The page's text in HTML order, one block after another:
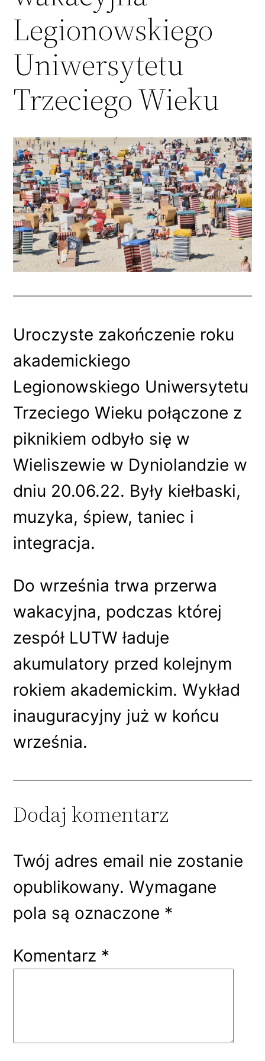
Legionowskiego
Uniwersytetu
Trzeciego Wieku
Uroczyste zakończenie roku
akademickiego
Legionowskiego Uniwersytetu
Trzeciego Wieku połączone z
piknikiem odbyło się w
Wieliszewie w Dyniolandzie w
dniu 20.06.22. Były kiełbaski,
muzyka, śpiew, taniec i
integracja.
Do września trwa przerwa
wakacyjna, podczas której
zespół LUTW ładuje
akumulatory przed kolejnym
rokiem akademickim. Wykład
inauguracyjny już w końcu
września.
Dodaj komentarz
Twój adres email nie zostanie
opublikowany. Wymagane
pola są oznaczone *
Komentarz *